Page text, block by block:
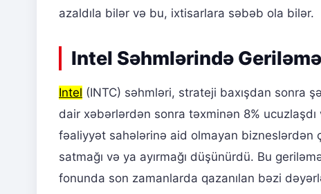
azaldıla bilər və bu, ixtisarlara səbəb ola bilər.
Intel Səhmlərində Geriləmə
Intel (INTC) səhmləri, strateji baxışdan sonra
dair xəbərlərdən sonra təxminən 8%
fəaliyyət sahələrinə aid olmayan bizneslərdən
satmağı və ya ayırmağı düşünürdü. Bu
fonunda son zamanlarda qazanılan bəzi